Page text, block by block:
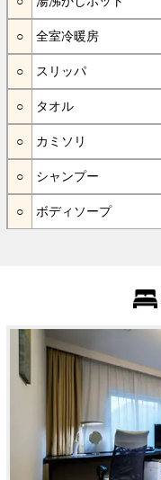
全室冷暖房
スリッパ
タオル
カミソリ
シャンプー
ボディソープ